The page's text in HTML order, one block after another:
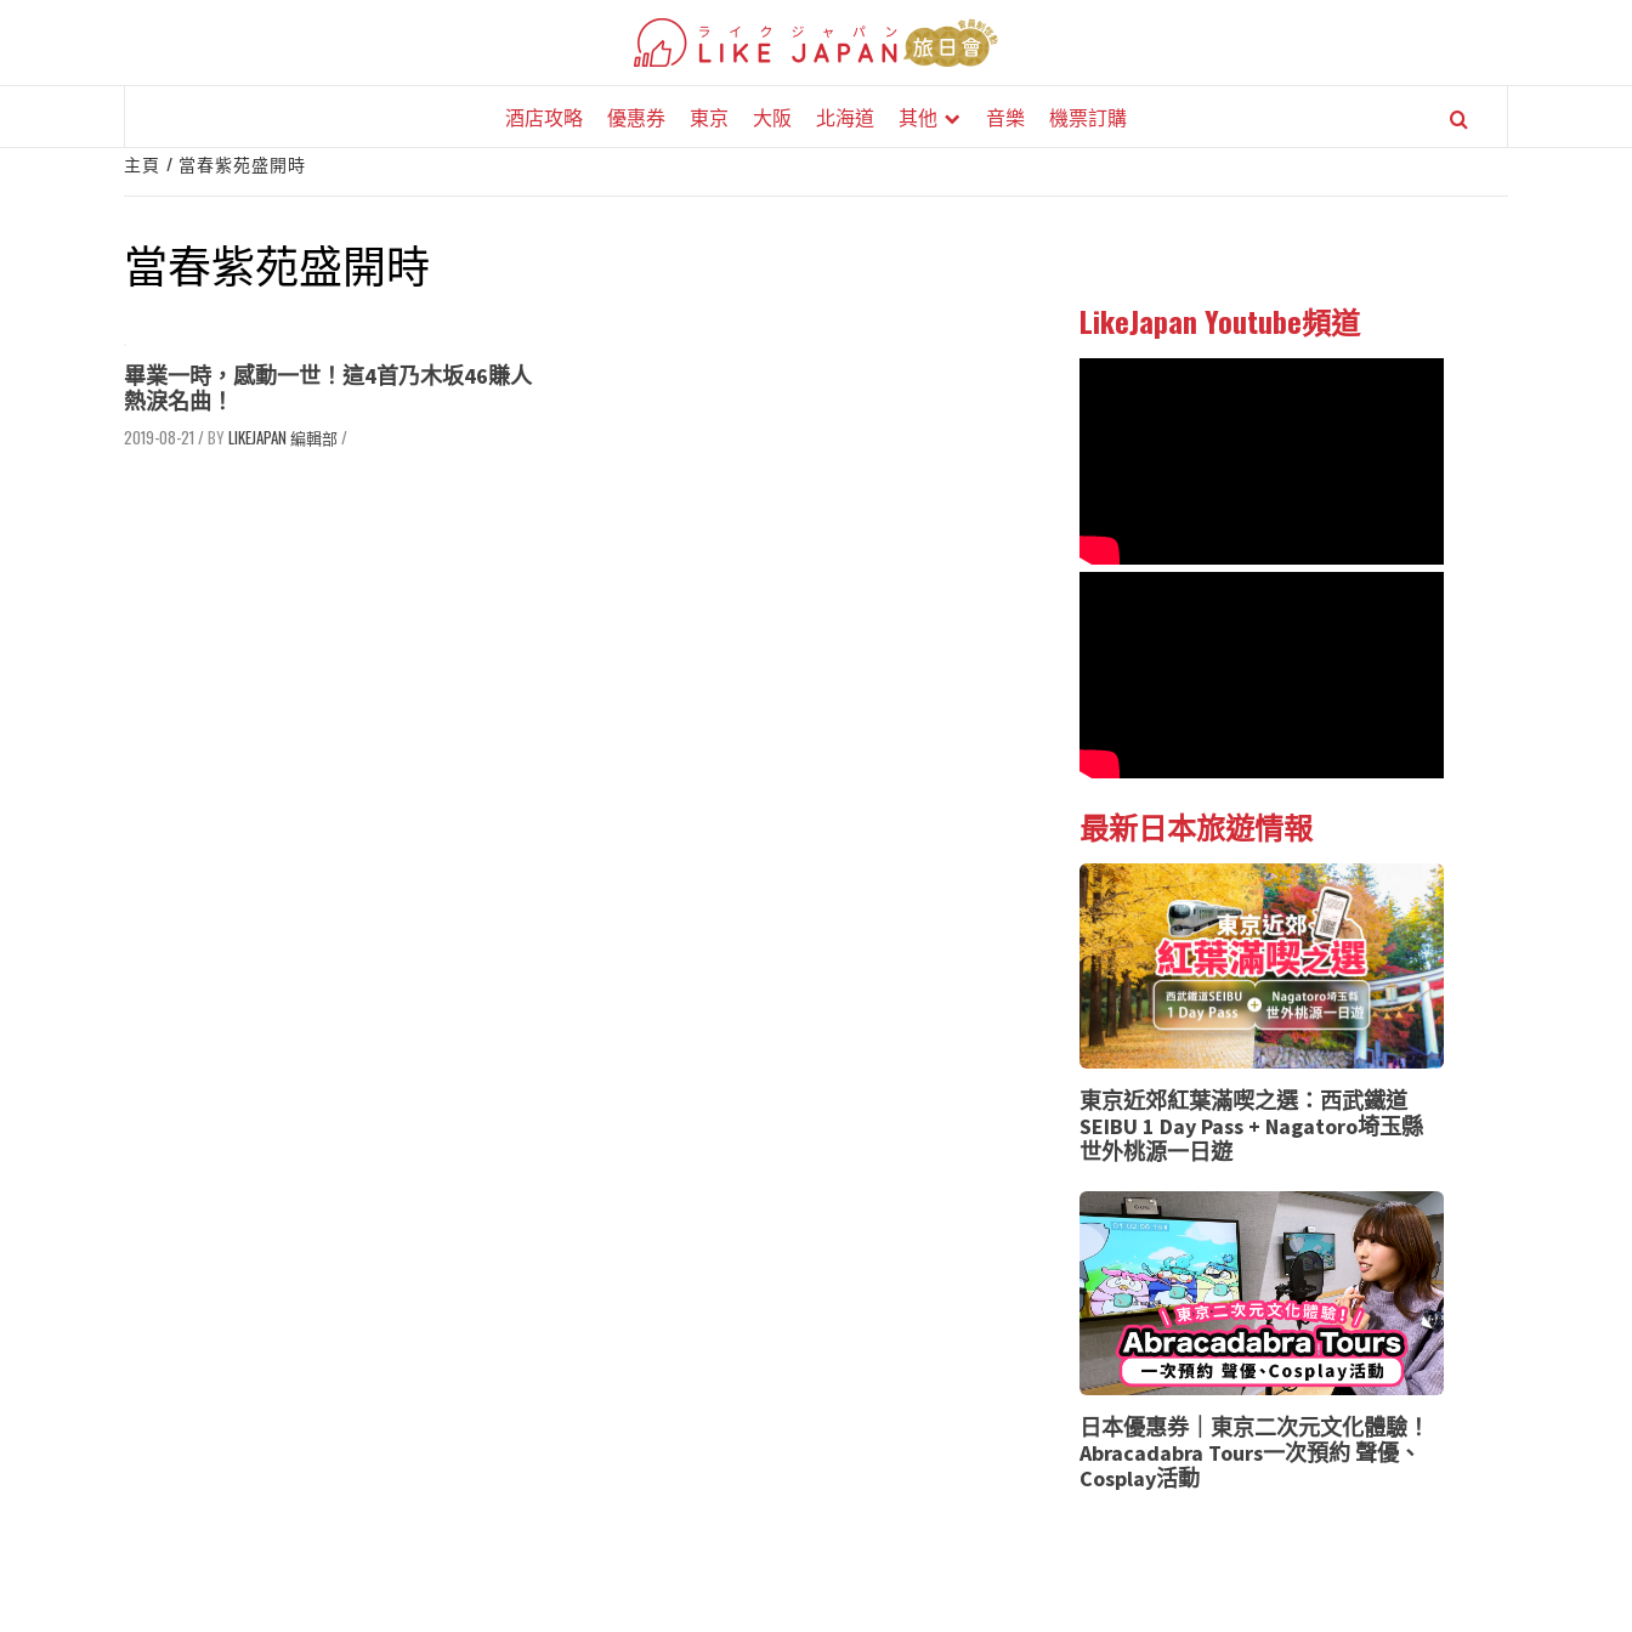
酒店攻略 優惠券 東京 大阪 北海道 其他 音樂 機票訂購
主頁 當春紫苑盛開時
當春紫苑盛開時
畢業一時，感動一世！這4首乃木坂46賺人
熱淚名曲！
2019-08-21 / LIKEJAPAN 編輯部/
LikeJapan Youtube頻道
最新日本旅遊情報
東京近郊紅葉滿喫之選：西武鐵道
SEIBU 1 Day Pass + Nagatoro埼玉縣
世外桃源一日遊
日本優惠券｜東京二次元文化體驗！
Abracadabra Tours一次預約 聲優、
Cosplay活動